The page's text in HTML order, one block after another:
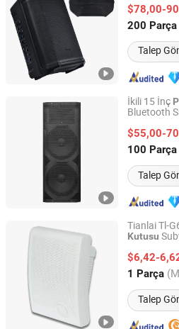
Bluetooth
$78,00-
200 Parça
Talep
Guangdong, China
İkili 15 İnç
Bluetooth
$55,00-
100 Parça
Talep
Guangzhou Shuanglong Audio
Guangdong, China
Tianlai Tl-
Kutusu
$6,42-
1 Parça
Talep
Taizhou Tianlai Youyang
Zhejiang, China